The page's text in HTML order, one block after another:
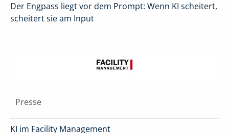
Der Engpass liegt vor dem Prompt: Wenn KI scheitert,
scheitert sie am Input
Presse
KI im Facility Management